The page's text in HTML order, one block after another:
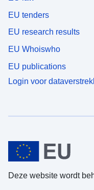
EU tenders
EU research results
EU Whoiswho
EU publications
Login voor
Deze website wordt